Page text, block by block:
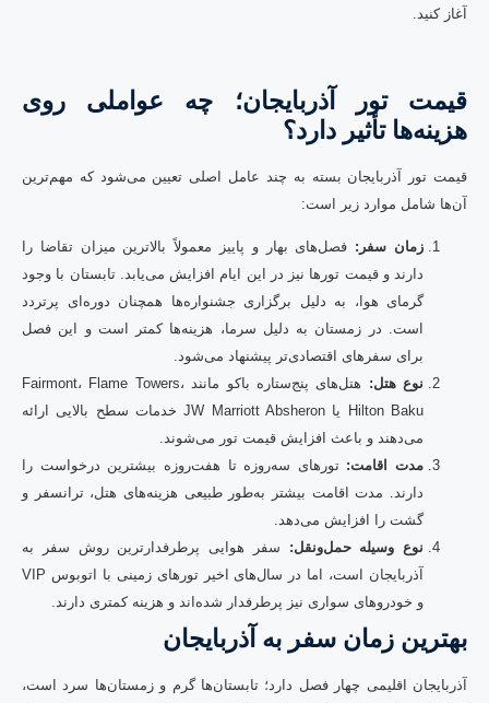
آغاز کنید.
قیمت تور آذربایجان؛ چه عواملی روی
هزینه‌ها تأثیر دارد؟
قیمت تور آذربایجان بسته به چند عامل اصلی تعیین می‌شود که مهم‌ترین
آن‌ها شامل موارد زیر است:
زمان سفر: فصل‌های بهار و پاییز معمولاً بالاترین میزان تقاضا را
دارند و قیمت تورها نیز در این ایام افزایش می‌یابد. تابستان با وجود
گرمای هوا، به دلیل برگزاری جشنواره‌ها همچنان دوره‌ای پرتردد
است. در زمستان به دلیل سرما، هزینه‌ها کمتر است و این فصل
برای سفرهای اقتصادی‌تر پیشنهاد می‌شود.
نوع هتل:
هتل‌های پنج‌ستاره باکو مانند Fairmont، Flame Towers،
Hilton Baku یا JW Marriott Absheron خدمات سطح بالایی ارائه
می‌دهند و باعث افزایش قیمت تور می‌شوند.
مدت اقامت: تورهای سه‌روزه تا هفت‌روزه بیشترین درخواست را
دارند. مدت اقامت بیشتر به‌طور طبیعی هزینه‌های هتل، ترانسفر و
گشت را افزایش می‌دهد.
نوع وسیله حمل‌ونقل: سفر هوایی پرطرفدارترین روش سفر به
آذربایجان است، اما در سال‌های اخیر تورهای زمینی با اتوبوس VIP
و خودروهای سواری نیز پرطرفدار شده‌اند و هزینه کمتری دارند.
بهترین زمان سفر به آذربایجان
آذربایجان اقلیمی چهار فصل دارد؛ تابستان‌ها گرم و زمستان‌ها سرد است،